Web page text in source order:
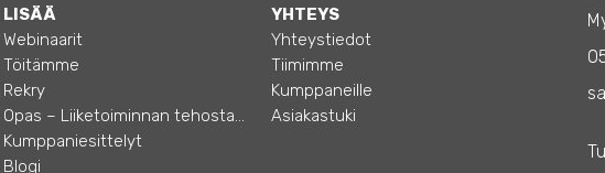
LISÄÄ
Webinaarit
Töitämme
Rekry
Opas – Liiketoiminnan tehostamiseen
Kumppaniesittelyt
Blogi
YHTEYS
Yhteystiedot
Tiimimme
Kumppaneille
Asiakastuki